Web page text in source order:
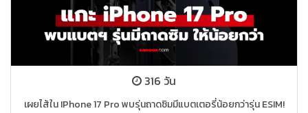
316 วัน
เผยไส้ใน IPhone 17 Pro พบรุ่นถาดซิมมีแบตเตอรี่น้อยกว่ารุ่น ESIM!